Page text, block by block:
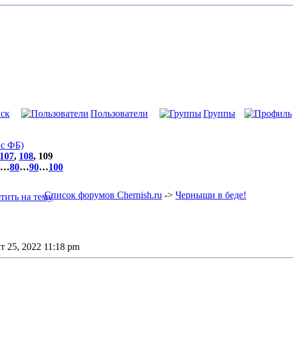
Пользователи Группы
с ФБ)
107, 108, 109
…80…90…100
Список форумов Chernish.ru -> Черныши в беде!
25, 2022 11:18 pm